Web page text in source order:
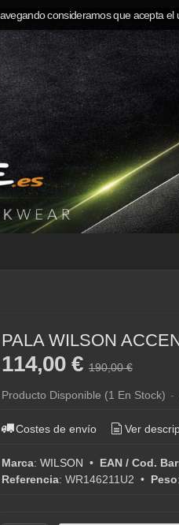
PALA WILSON
114,00 €190,00 €
Producto Disponible (1 En Stock) -
Costes de envío Ver
Marca: WILSON • EAN / Cod.
Referencia: WR146211U2 • Peso:
consideramos que acepta el